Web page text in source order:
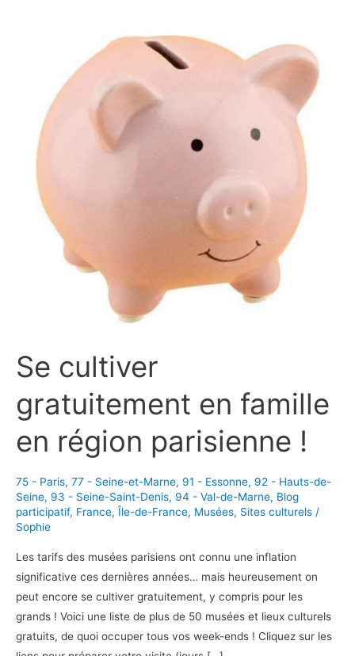
Se cultiver
gratuitement en famille
en région parisienne !
75 - Paris, 77 - Seine-et-Marne, 91 - Essonne, 92 - Hauts-de-
Seine, 93 - Seine-Saint-Denis, 94 - Val-de-Marne, Blog
participatif, France, Île-de-France, Musées, Sites culturels /
Sophie
Les tarifs des musées parisiens ont connu une inflation
significative ces dernières années… mais heureusement on
peut encore se cultiver gratuitement, y compris pour les
grands ! Voici une liste de plus de 50 musées et lieux culturels
gratuits, de quoi occuper tous vos week-ends ! Cliquez sur les